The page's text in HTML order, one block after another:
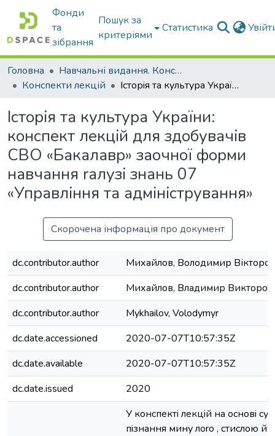
Фонди
та
зібрання
Пошук за
критеріями
Статистика
Головна
Навчальні видання. Конспекти лекцій
Конспекти лекцій
Iсторiя та культура України: конспект лекцiй для здобувачiв СВО «Бакалавр» заочної форми навчання rалузi знань 07 «Управлiння та адмiнiстрування»
Iсторiя та культура України:
конспект лекцiй для здобувачiв
СВО «Бакалавр» заочної форми
навчання rалузi знань 07
«Управлiння та адмiнiстрування»
Скорочена інформація про документ
dc.contributor.author
Михайлов, Володимир
dc.contributor.author
Михайлов, Владимир
dc.contributor.author
Mykhailov, Volodymyr
dc.date.accessioned
2020-07-07T10:57:35Z
dc.date.available
2020-07-07T10:57:35Z
dc.date.issued
2020
У конспектi лекцiй на основi
пiзнання мину лоrо , стислою й